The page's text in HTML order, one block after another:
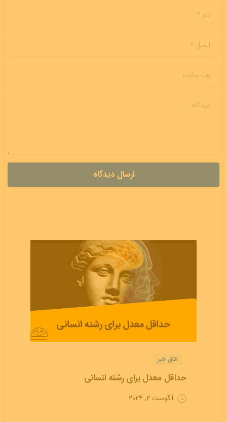
نام*
ایمیل *
وب سایت
دیدگاه
اتاق خبر
حداقل معدل برای رشته انسانی
آگوست 2, 2024